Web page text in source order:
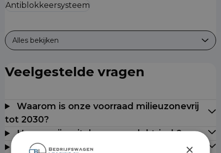
Antiblokkeersysteem
Alles bekijken
Veelgestelde vragen
Waarom is onze voorraad milieuzonevrij
tot 2030?
Hoezo vrij switchen naar elektrisch?
Kan ik leasen zonder jaarcijfers?
×